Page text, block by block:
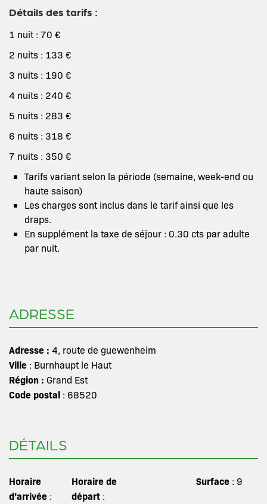
Détails des tarifs :
1 nuit : 70 €
2 nuits : 133 €
3 nuits : 190 €
4 nuits : 240 €
5 nuits : 283 €
6 nuits : 318 €
7 nuits : 350 €
Tarifs variant selon la période (semaine, week-end ou
haute saison)
Les charges sont inclus dans le tarif ainsi que les
draps.
En supplément la taxe de séjour : 0.30 cts par adulte
par nuit.
ADRESSE
Adresse : 4, route de guewenheim
Ville : Burnhaupt le Haut
Région : Grand Est
Code postal : 68520
DÉTAILS
Horaire
d’arrivée :
Horaire de
départ:
Surface: 9